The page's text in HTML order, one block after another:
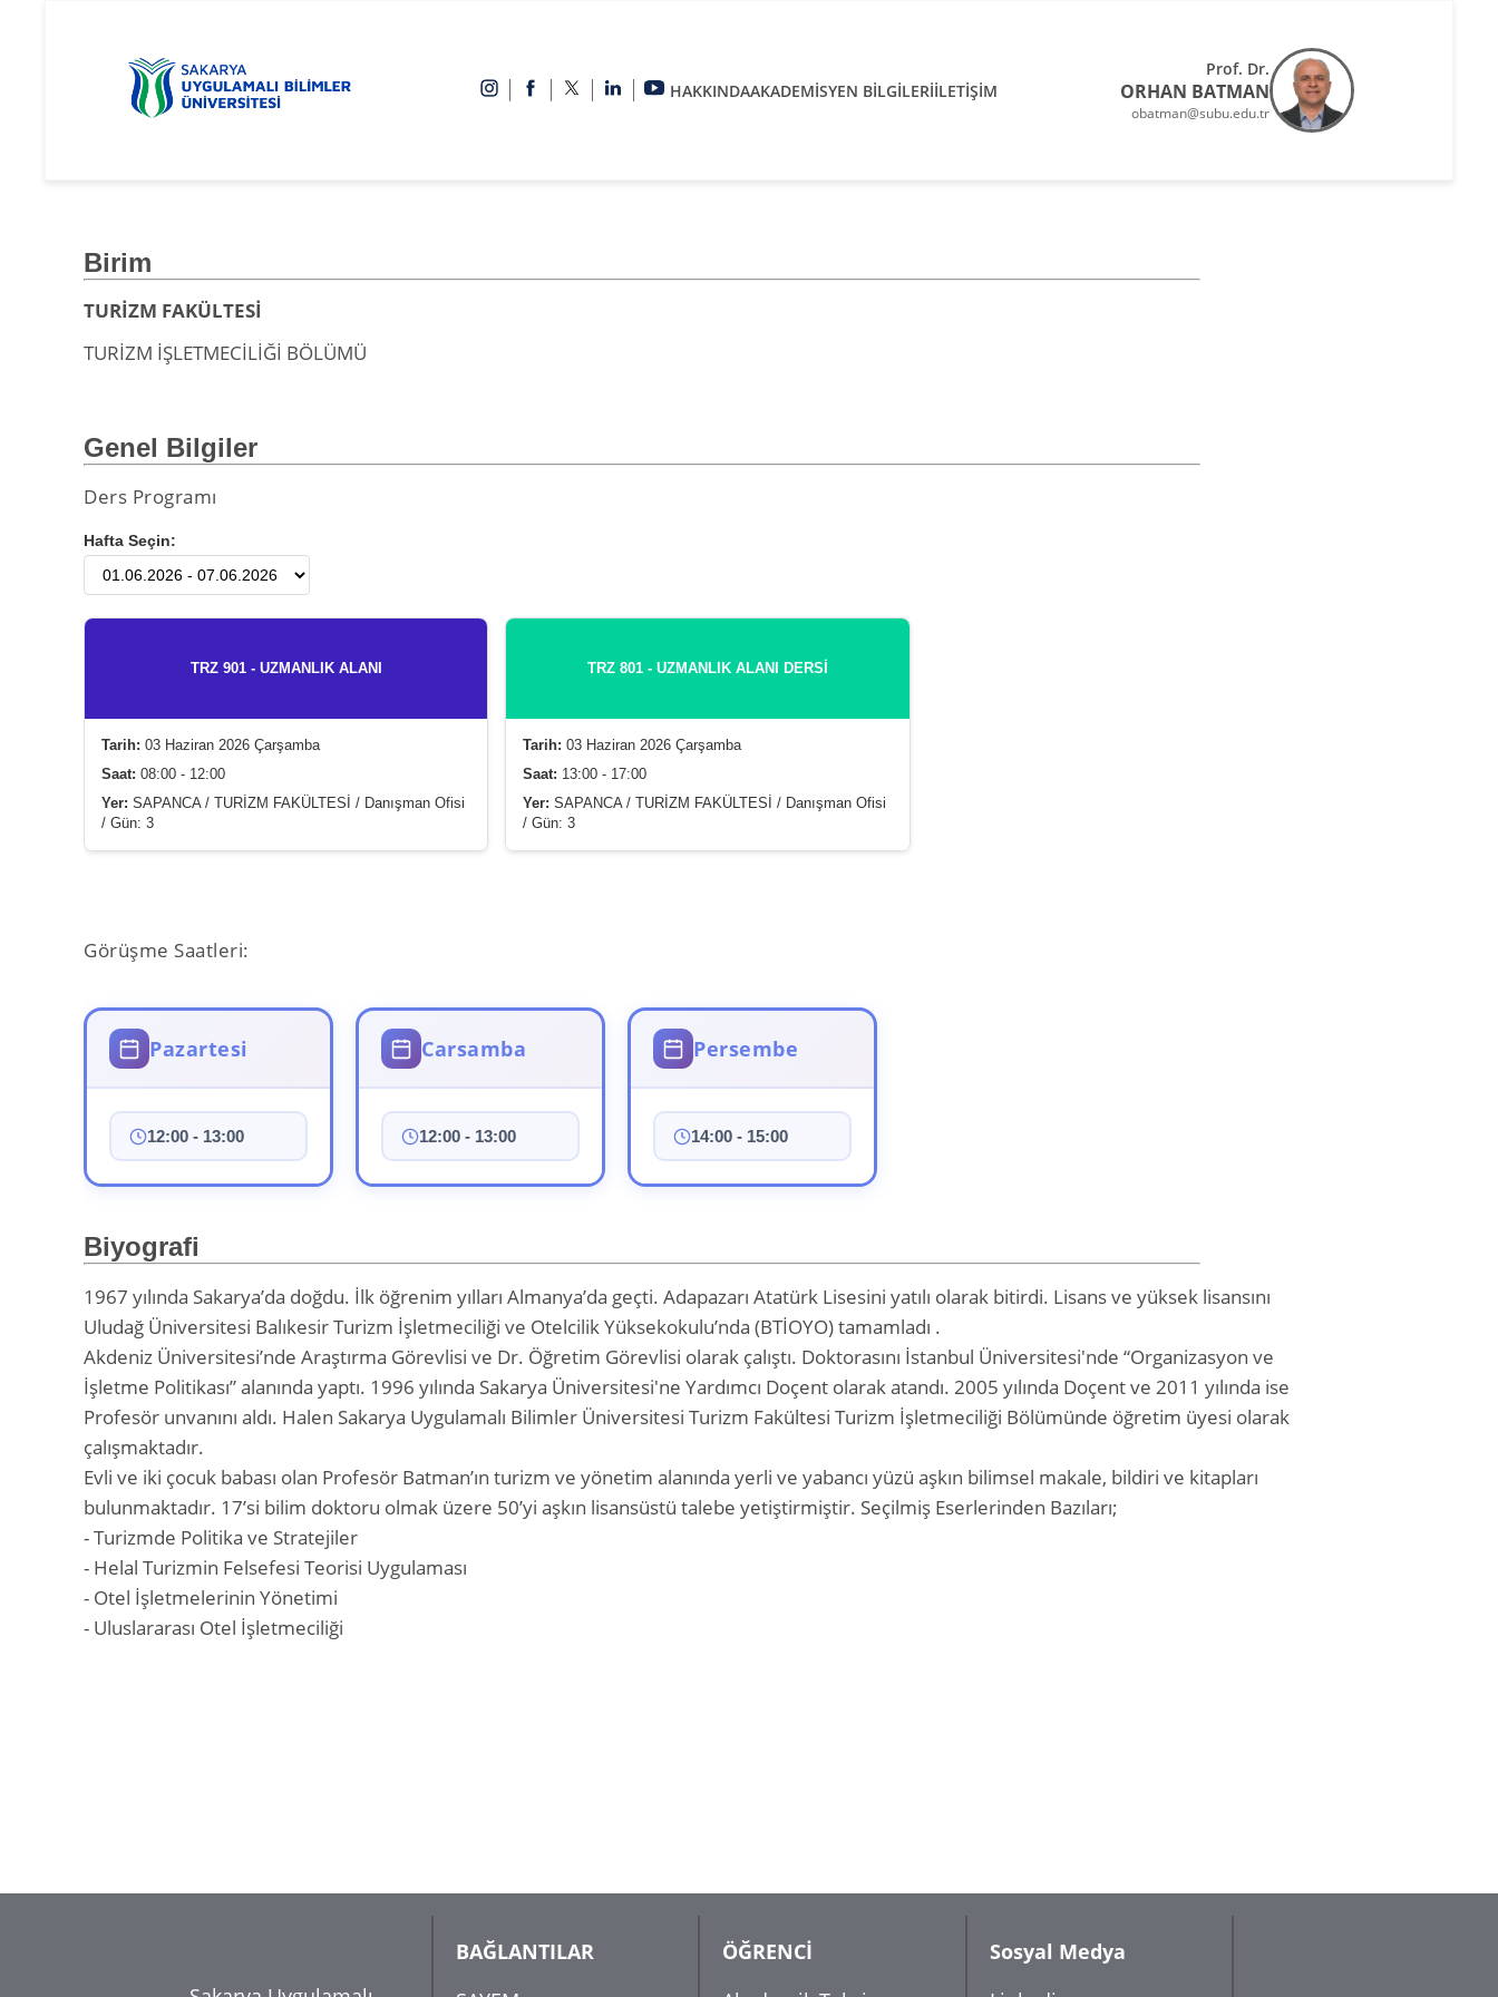
HAKKINDAAKADEMİSYEN BİLGİLERİİLETİŞİM
Prof. Dr.
ORHAN BATMAN
obatman@subu.edu.tr
Birim
TURİZM FAKÜLTESİ
TURİZM İŞLETMECİLİĞİ BÖLÜMÜ
Genel Bilgiler
Ders Programı
Hafta Seçin:
TRZ 901 - UZMANLIK ALANI
Tarih: 03 Haziran 2026 Çarşamba
Saat: 08:00 - 12:00
Yer: SAPANCA / TURİZM FAKÜLTESİ / Danışman Ofisi
/ Gün: 3
TRZ 801 - UZMANLIK ALANI DERSİ
Tarih: 03 Haziran 2026 Çarşamba
Saat: 13:00 - 17:00
Yer: SAPANCA / TURİZM FAKÜLTESİ / Danışman Ofisi
/ Gün: 3
Görüşme Saatleri:
Pazartesi
12:00 - 13:00
Carsamba
12:00 - 13:00
Persembe
14:00 - 15:00
Biyografi
1967 yılında Sakarya’da doğdu. İlk öğrenim yılları Almanya’da geçti. Adapazarı Atatürk Lisesini yatılı olarak bitirdi. Lisans ve yüksek lisansını
Uludağ Üniversitesi Balıkesir Turizm İşletmeciliği ve Otelcilik Yüksekokulu’nda (BTİOYO) tamamladı .
Akdeniz Üniversitesi’nde Araştırma Görevlisi ve Dr. Öğretim Görevlisi olarak çalıştı. Doktorasını İstanbul Üniversitesi'nde “Organizasyon ve
İşletme Politikası” alanında yaptı. 1996 yılında Sakarya Üniversitesi'ne Yardımcı Doçent olarak atandı. 2005 yılında Doçent ve 2011 yılında ise
Profesör unvanını aldı. Halen Sakarya Uygulamalı Bilimler Üniversitesi Turizm Fakültesi Turizm İşletmeciliği Bölümünde öğretim üyesi olarak
çalışmaktadır.
Evli ve iki çocuk babası olan Profesör Batman’ın turizm ve yönetim alanında yerli ve yabancı yüzü aşkın bilimsel makale, bildiri ve kitapları
bulunmaktadır. 17’si bilim doktoru olmak üzere 50’yi aşkın lisansüstü talebe yetiştirmiştir. Seçilmiş Eserlerinden Bazıları;
- Turizmde Politika ve Stratejiler
- Helal Turizmin Felsefesi Teorisi Uygulaması
- Otel İşletmelerinin Yönetimi
BAĞLANTILAR
ÖĞRENCİ
Sosyal Medya